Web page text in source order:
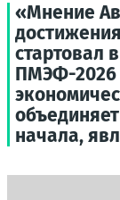
«Мнение
стартовал
ПМЭФ-2026
начала,